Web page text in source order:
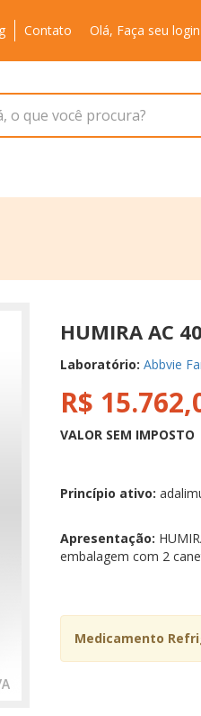
Contato Olá, Faça seu login
o que você procura?
HUMIRA AC
Laboratório: Abbvie
R$
VALOR SEM IMPOSTO
Princípio ativo:
Apresentação:
embalagem com 2
Medicamento